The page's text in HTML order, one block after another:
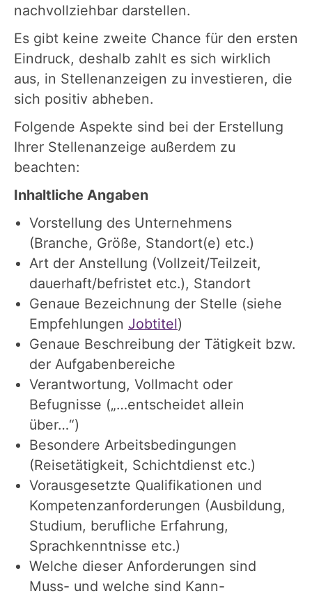
nachvollziehbar darstellen.
Es gibt keine zweite Chance für den ersten
Eindruck, deshalb zahlt es sich wirklich
aus, in Stellenanzeigen zu investieren, die
sich positiv abheben.
Folgende Aspekte sind bei der Erstellung
Ihrer Stellenanzeige außerdem zu
beachten:
Inhaltliche Angaben
Vorstellung des Unternehmens
(Branche, Größe, Standort(e) etc.)
Art der Anstellung (Vollzeit/Teilzeit,
dauerhaft/befristet etc.), Standort
Genaue Bezeichnung der Stelle (siehe
Empfehlungen Jobtitel)
Genaue Beschreibung der Tätigkeit bzw.
der Aufgabenbereiche
Verantwortung, Vollmacht oder
Befugnisse („…entscheidet allein
über…“)
Besondere Arbeitsbedingungen
(Reisetätigkeit, Schichtdienst etc.)
Vorausgesetzte Qualifikationen und
Kompetenzanforderungen (Ausbildung,
Studium, berufliche Erfahrung,
Sprachkenntnisse etc.)
Welche dieser Anforderungen sind
Muss- und welche sind Kann-